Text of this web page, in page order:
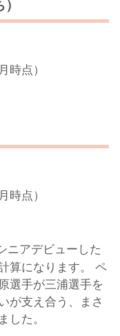
時点）
時点）
ニアデビューした
算になります。 ペ
選手が三浦選手を
が支え合う、まさ
た。